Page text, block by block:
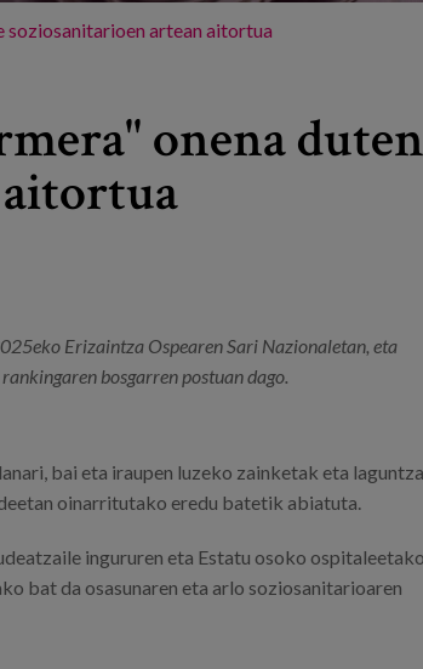
soziosanitarioen artean aitortua
onena duten
Erizaintza Ospearen Sari Nazionaletan, eta
bosgarren postuan dago.
bai eta iraupen luzeko zainketak eta
oinarritutako eredu batetik abiatuta.
ingururen eta Estatu osoko ospitaleetako
bat da osasunaren eta arlo soziosanitarioaren